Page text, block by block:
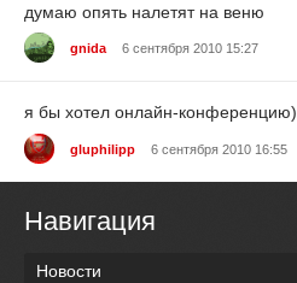
думаю опять налетят на веню
gnida 6 сентября 2010 15:27
я бы хотел онлайн-конференцию)
gluphilipp 6 сентября 2010 16:55
Навигация
Новости